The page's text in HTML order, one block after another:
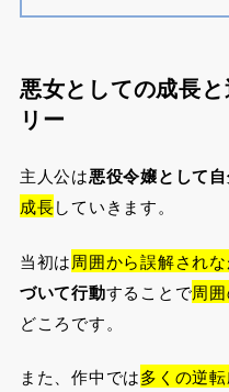
悪女としての成長
リー
主人公は悪役令嬢として
成長していきます。
当初は周囲から誤解され
づいて行動することで周
どころです。
また、作中では多くの逆